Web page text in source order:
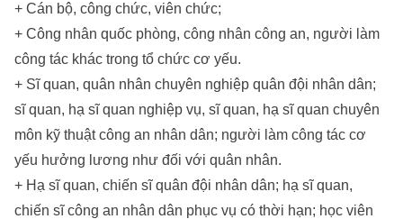
+ Cán bộ, công chức, viên chức;
+ Công nhân quốc phòng, công nhân công an, người làm
công tác khác trong tổ chức cơ yếu.
+ Sĩ quan, quân nhân chuyên nghiệp quân đội nhân dân;
sĩ quan, hạ sĩ quan nghiệp vụ, sĩ quan, hạ sĩ quan chuyên
môn kỹ thuật công an nhân dân; người làm công tác cơ
yếu hưởng lương như đối với quân nhân.
+ Hạ sĩ quan, chiến sĩ quân đội nhân dân; hạ sĩ quan,
chiến sĩ công an nhân dân phục vụ có thời hạn; học viên